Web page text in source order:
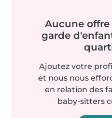
Aucune
garde
Ajoutez votre
et nous nous
en relation des
baby-sitters